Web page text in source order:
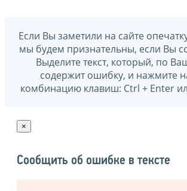
Если Вы заметили на сайте
мы будем признательны, если Вы
Выделите текст, который, по
содержит ошибку, и нажмите
комбинацию клавиш: Ctrl + Enter
×
Сообщить об ошибке в тексте